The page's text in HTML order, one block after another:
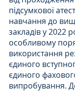
підсумкової
навчання до
закладів у 2022
особливому
використання
єдиного
єдиного
випробування.